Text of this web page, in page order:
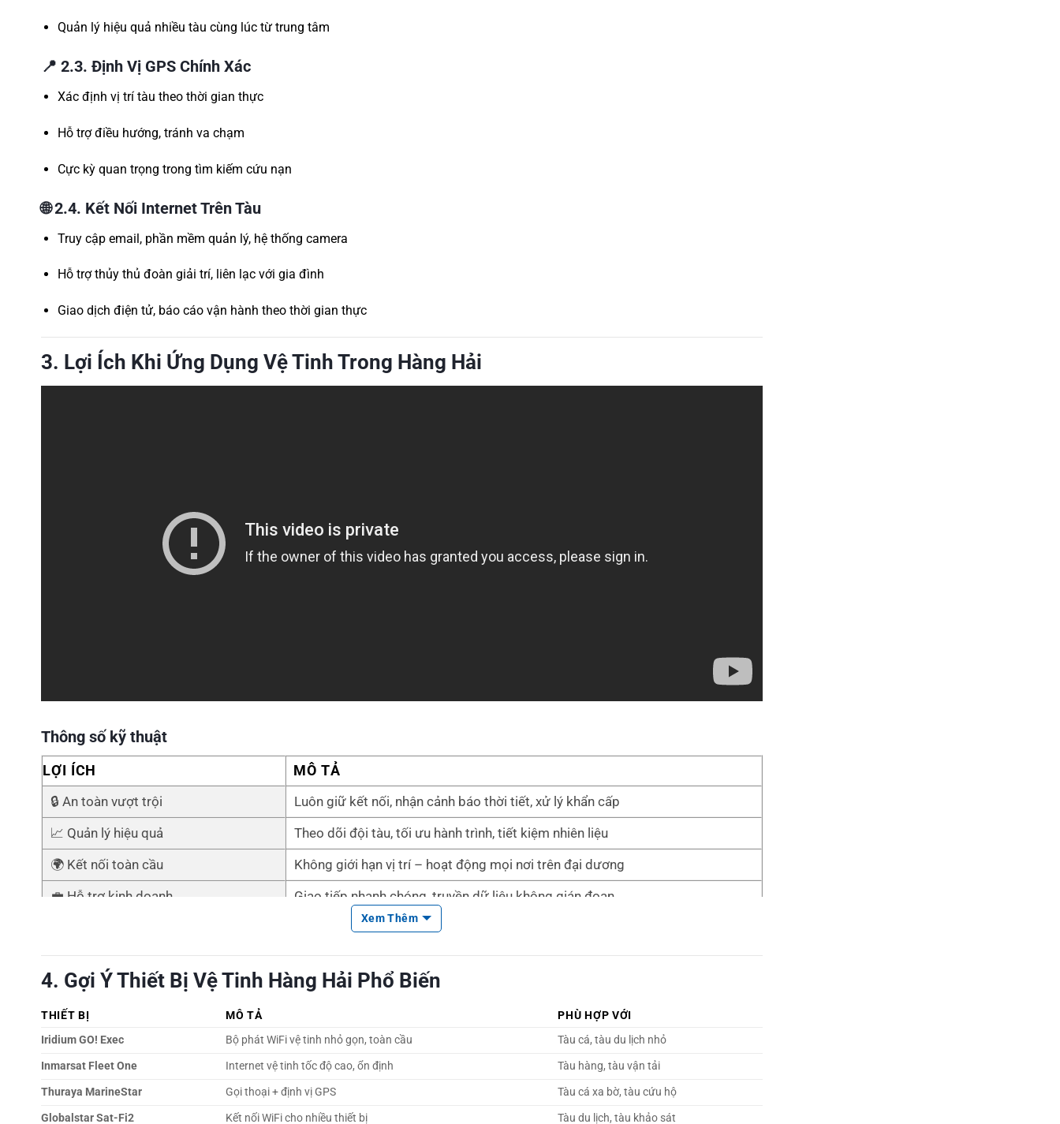
Quản lý hiệu quả nhiều tàu cùng lúc từ trung tâm
📍 2.3. Định Vị GPS Chính Xác
Xác định vị trí tàu theo thời gian thực
Hỗ trợ điều hướng, tránh va chạm
Cực kỳ quan trọng trong tìm kiếm cứu nạn
🌐2.4. Kết Nối Internet Trên Tàu
Truy cập email, phần mềm quản lý, hệ thống camera
Hỗ trợ thủy thủ đoàn giải trí, liên lạc với gia đình
Giao dịch điện tử, báo cáo vận hành theo thời gian thực
3. Lợi Ích Khi Ứng Dụng Vệ Tinh Trong Hàng Hải
Thông số kỹ thuật
LỢI ÍCH MÔ TẢ
🔒 An toàn vượt trội
Luôn giữ kết nối, nhận cảnh báo thời tiết, xử lý khẩn cấp
📈 Quản lý hiệu quả
Theo dõi đội tàu, tối ưu hành trình, tiết kiệm nhiên liệu
🌍 Kết nối toàn cầu
Không giới hạn vị trí – hoạt động mọi nơi trên đại dương
💼 Hỗ trợ kinh doanh
Giao tiếp nhanh chóng, truyền dữ liệu không gián đoạn
Internet ổn định giúp giảm căng thẳng, tăng hiệu suất làm việc
Xem Thêm
4. Gợi Ý Thiết Bị Vệ Tinh Hàng Hải Phổ Biến
THIẾT BỊ MÔ TẢ
PHÙ HỢP VỚI
Iridium GO! Exec
Bộ phát WiFi vệ tinh nhỏ gọn, toàn cầu
Tàu cá, tàu du lịch nhỏ
Inmarsat Fleet One
Internet vệ tinh tốc độ cao, ổn định
Tàu hàng, tàu vận tải
Thuraya MarineStar
Gọi thoại + định vị GPS
Tàu cá xa bờ, tàu cứu hộ
Globalstar Sat-Fi2
Kết nối WiFi cho nhiều thiết bị Tàu du lịch, tàu khảo sát